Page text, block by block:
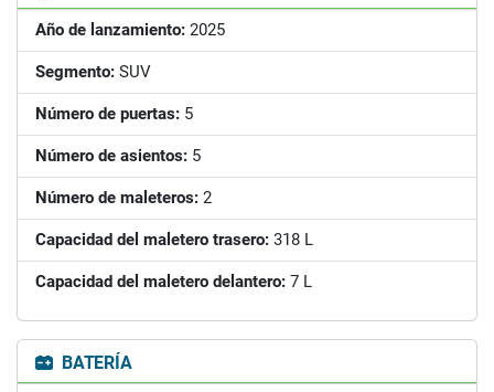
Año de lanzamiento: 2025
Segmento: SUV
Número de puertas: 5
Número de asientos: 5
Número de maleteros: 2
Capacidad del maletero trasero: 318 L
Capacidad del maletero delantero: 7 L
BATERÍA